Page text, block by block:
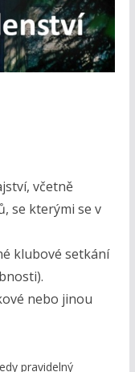
včetně
se kterými se v
klubové setkání
nebo jinou
pravidelný